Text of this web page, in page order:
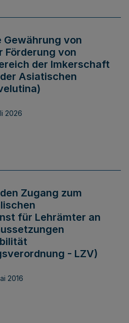
Gewährung von
Förderung von
der Imkerschaft
Asiatischen
2026
Zugang zum
für Lehrämter an
- LZV)
2016